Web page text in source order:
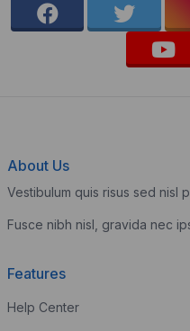
About Us
Vestibulum quis risus sed nisl
Fusce nibh nisl, gravida nec
Features
Help Center